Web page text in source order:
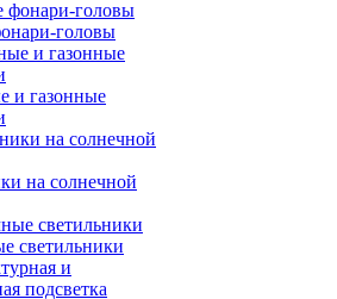
головы
и газонные
на солнечной
светильники